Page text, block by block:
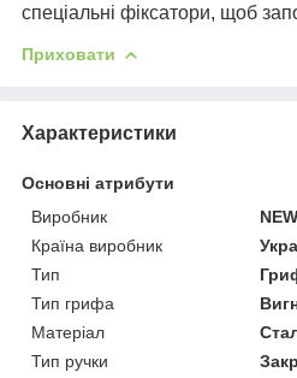
спеціальні фіксатори, щоб
Приховати
Характеристики
Основні атрибути
Виробник
Країна виробник
Тип
Тип грифа
Матеріал
Тип ручки